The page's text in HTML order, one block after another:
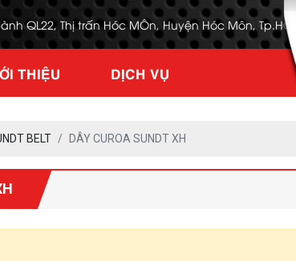
QL22, Thị trấn Hóc MÔn, Huyện Hóc Môn, Tp.HCM
THIỆU DỊCH VỤ
BELT DÂY CUROA SUNDT XH